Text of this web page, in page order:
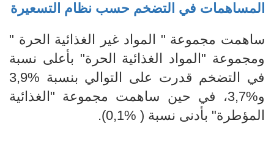
المساهمات في التضخم حسب نظام التسعيرة
ساهمت مجموعة "
المواد غير الغذائية الحرة "
ومجموعة "المواد الغذائية الحرة" بأعلى نسبة
في التضخم قدرت على التوالي بنسبة 3,9%
و3,7%، في
حين ساهمت مجموعة "الغذائية
المؤطرة" بأدنى نسبة ( 0,1%).